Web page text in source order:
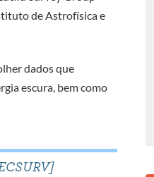
de Astrofísica e
dados que
escura, bem como